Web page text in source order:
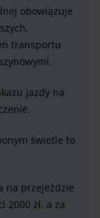
obowiązuje
transportu
jazdy na
świetle to
na przejeździe
2000 zł, a za